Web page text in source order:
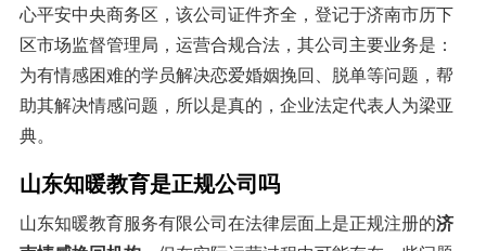
心平安中央商务区，该公司证件齐全，登记于济南市历下
区市场监督管理局，运营合规合法，其公司主要业务是：
为有情感困难的学员解决恋爱婚姻挽回、脱单等问题，帮
助其解决情感问题，所以是真的，企业法定代表人为梁亚
典。
山东知暖教育是正规公司吗
山东知暖教育服务有限公司在法律层面上是正规注册的济